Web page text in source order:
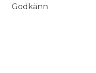
Godkänn